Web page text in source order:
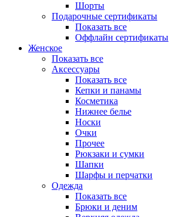
Шорты
Подарочные сертификаты
Показать все
Оффлайн сертификаты
Женское
Показать все
Аксессуары
Показать все
Кепки и панамы
Косметика
Нижнее белье
Носки
Очки
Прочее
Рюкзаки и сумки
Шапки
Шарфы и перчатки
Одежда
Показать все
Брюки и деним